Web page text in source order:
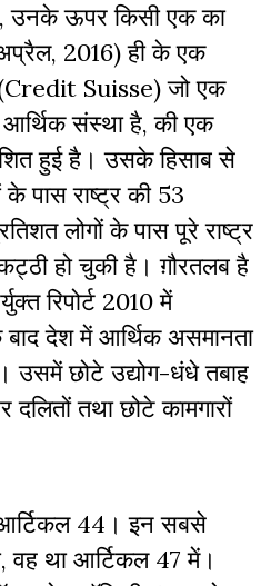
उनके ऊपर किसी एक का
2016) ही के एक
Credit Suisse) जो एक
आर्थिक संस्था है, की एक
हुई है। उसके हिसाब से
पास राष्ट्र की 53
लोगों के पास पूरे राष्ट्र
हो चुकी है। ग़ौरतलब है
रिपोर्ट 2010 में
देश में आर्थिक असमानता
उसमें छोटे उद्योग-धंधे तबाह
तथा छोटे कामगारों
44। इन सबसे
वह था आर्टिकल 47 में।